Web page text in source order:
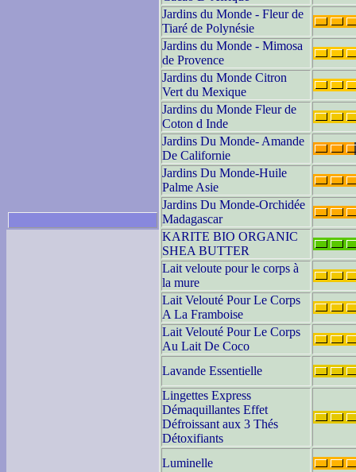
Jardins du Monde - Fleur de
Tiaré de Polynésie
Jardins du Monde - Mimosa
de Provence
Jardins du Monde Citron
Vert du Mexique
Jardins du Monde Fleur de
Coton d Inde
Jardins Du Monde- Amande
De Californie
Jardins Du Monde-Huile
Palme Asie
Jardins Du Monde-Orchidée
Madagascar
KARITE BIO ORGANIC
SHEA BUTTER
Lait veloute pour le corps à
la mure
Lait Velouté Pour Le Corps
A La Framboise
Lait Velouté Pour Le Corps
Au Lait De Coco
Lavande Essentielle
Lingettes Express
Démaquillantes Effet
Défroissant aux 3 Thés
Détoxifiants
Luminelle